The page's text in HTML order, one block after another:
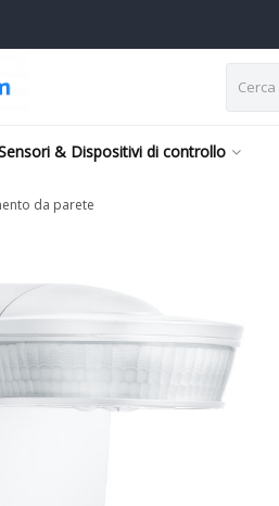
& Dispositivi di controllo
da parete